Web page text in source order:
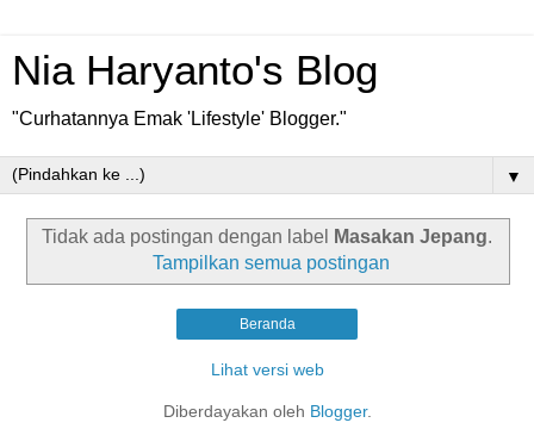
Nia Haryanto's Blog
"Curhatannya Emak 'Lifestyle' Blogger."
▼
Tidak ada postingan dengan label Masakan Jepang.
Tampilkan semua postingan
Beranda
Lihat versi web
Diberdayakan oleh Blogger.